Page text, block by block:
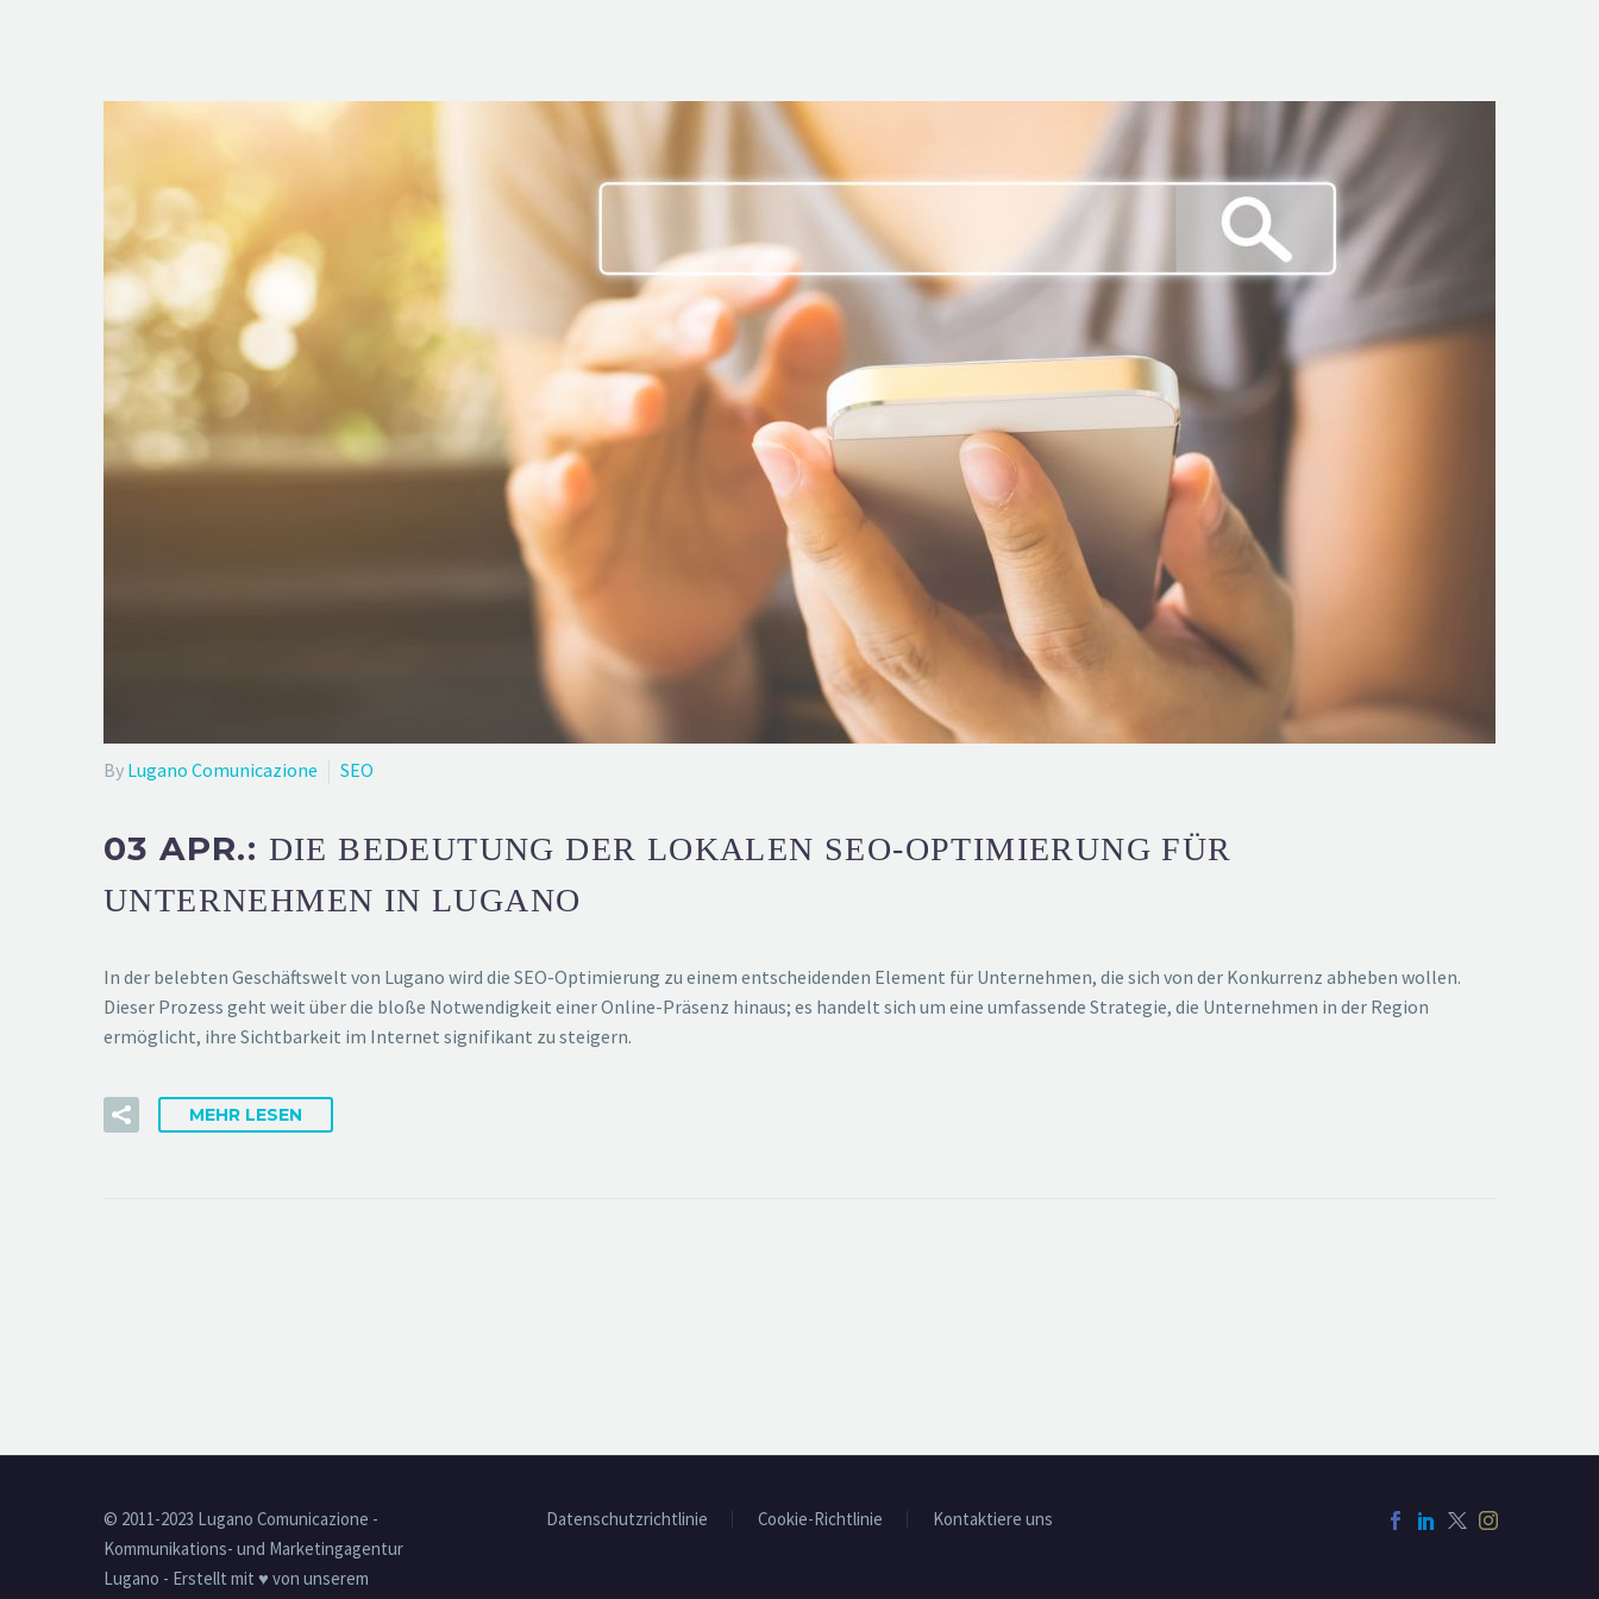
By Lugano Comunicazione SEO
03 APR.: DIE BEDEUTUNG DER LOKALEN SEO-OPTIMIERUNG FÜR
UNTERNEHMEN IN LUGANO
In der belebten Geschäftswelt von Lugano wird die SEO-Optimierung zu einem entscheidenden Element für Unternehmen, die sich von der Konkurrenz abheben wollen.
Dieser Prozess geht weit über die bloße Notwendigkeit einer Online-Präsenz hinaus; es handelt sich um eine umfassende Strategie, die Unternehmen in der Region
ermöglicht, ihre Sichtbarkeit im Internet signifikant zu steigern.
MEHR LESEN
Datenschutzrichtlinie Cookie-Richtlinie Kontaktiere uns
© 2011-2023 Lugano Comunicazione -
Kommunikations- und Marketingagentur
Lugano - Erstellt mit ♥ von unserem